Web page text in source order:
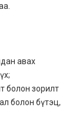
авах
болон зорилт
болон бүтэц,